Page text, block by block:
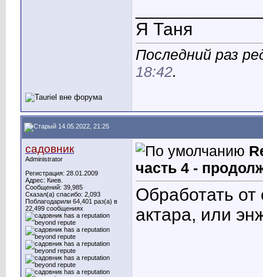
Я Таня
Последний раз
18:42.
14.05.2022, 21:25
садовник
Administrator
Регистрация: 28.01.2009
Адрес: Киев.
Сообщений: 39,985
Сказал(а) спасибо: 2,093
Поблагодарили 64,401 раз(а) в
22,499 сообщениях
часть 4 -
Обработать
актара, или